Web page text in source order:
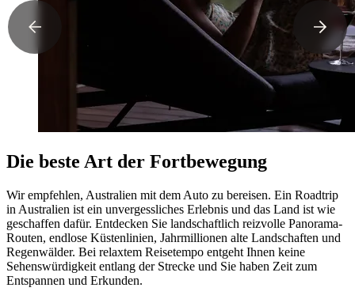
Die beste Art der Fortbewegung
Wir empfehlen, Australien mit dem Auto zu bereisen. Ein Roadtrip
in Australien ist ein unvergessliches Erlebnis und das Land ist wie
geschaffen dafür. Entdecken Sie landschaftlich reizvolle Panorama-
Routen, endlose Küstenlinien, Jahrmillionen alte Landschaften und
Regenwälder. Bei relaxtem Reisetempo entgeht Ihnen keine
Sehenswürdigkeit entlang der Strecke und Sie haben Zeit zum
Entspannen und Erkunden.